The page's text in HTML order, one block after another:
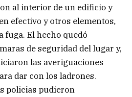
al interior de un edificio y
efectivo y otros elementos,
fuga. El hecho quedó
de seguridad del lugar y,
las averiguaciones
dar con los ladrones.
policias pudieron